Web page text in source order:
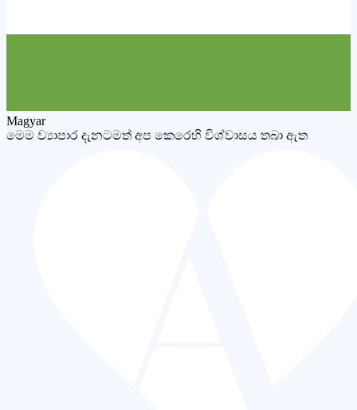
Magyar
මෙම ව්‍යාපාර දැනටමත් අප කෙරෙහි විශ්වාසය තබා ඇත